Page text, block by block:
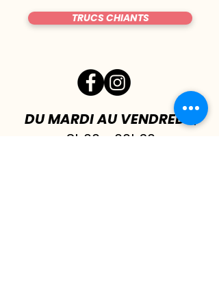
TRUCS CHIANTS
DU MARDI AU VENDREDI |
8h00 - 00h30